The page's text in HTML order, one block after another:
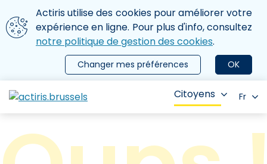
Aller au contenu principal
Nous utilisons des cookies
Actiris utilise des cookies pour améliorer votre
expérience en ligne. Pour plus d'info, consultez
notre politique de gestion des cookies.
OK
Changer mes préférences
le menu
Citoyens Fr